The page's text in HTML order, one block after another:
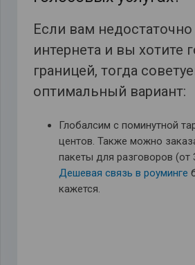
Если вам
интернета и вы хотите
границей, тогда
оптимальный вариант:
Глобалсим с поминутной
центов. Также можно
пакеты для разговоров (от
Дешевая связь в роуминге
кажется.